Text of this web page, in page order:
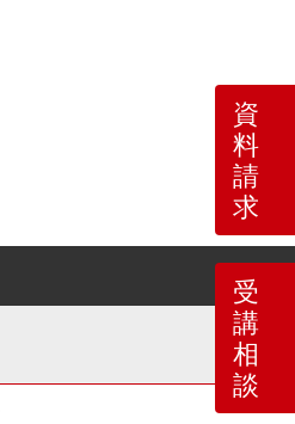
資
料
請
求
受
講
相
談